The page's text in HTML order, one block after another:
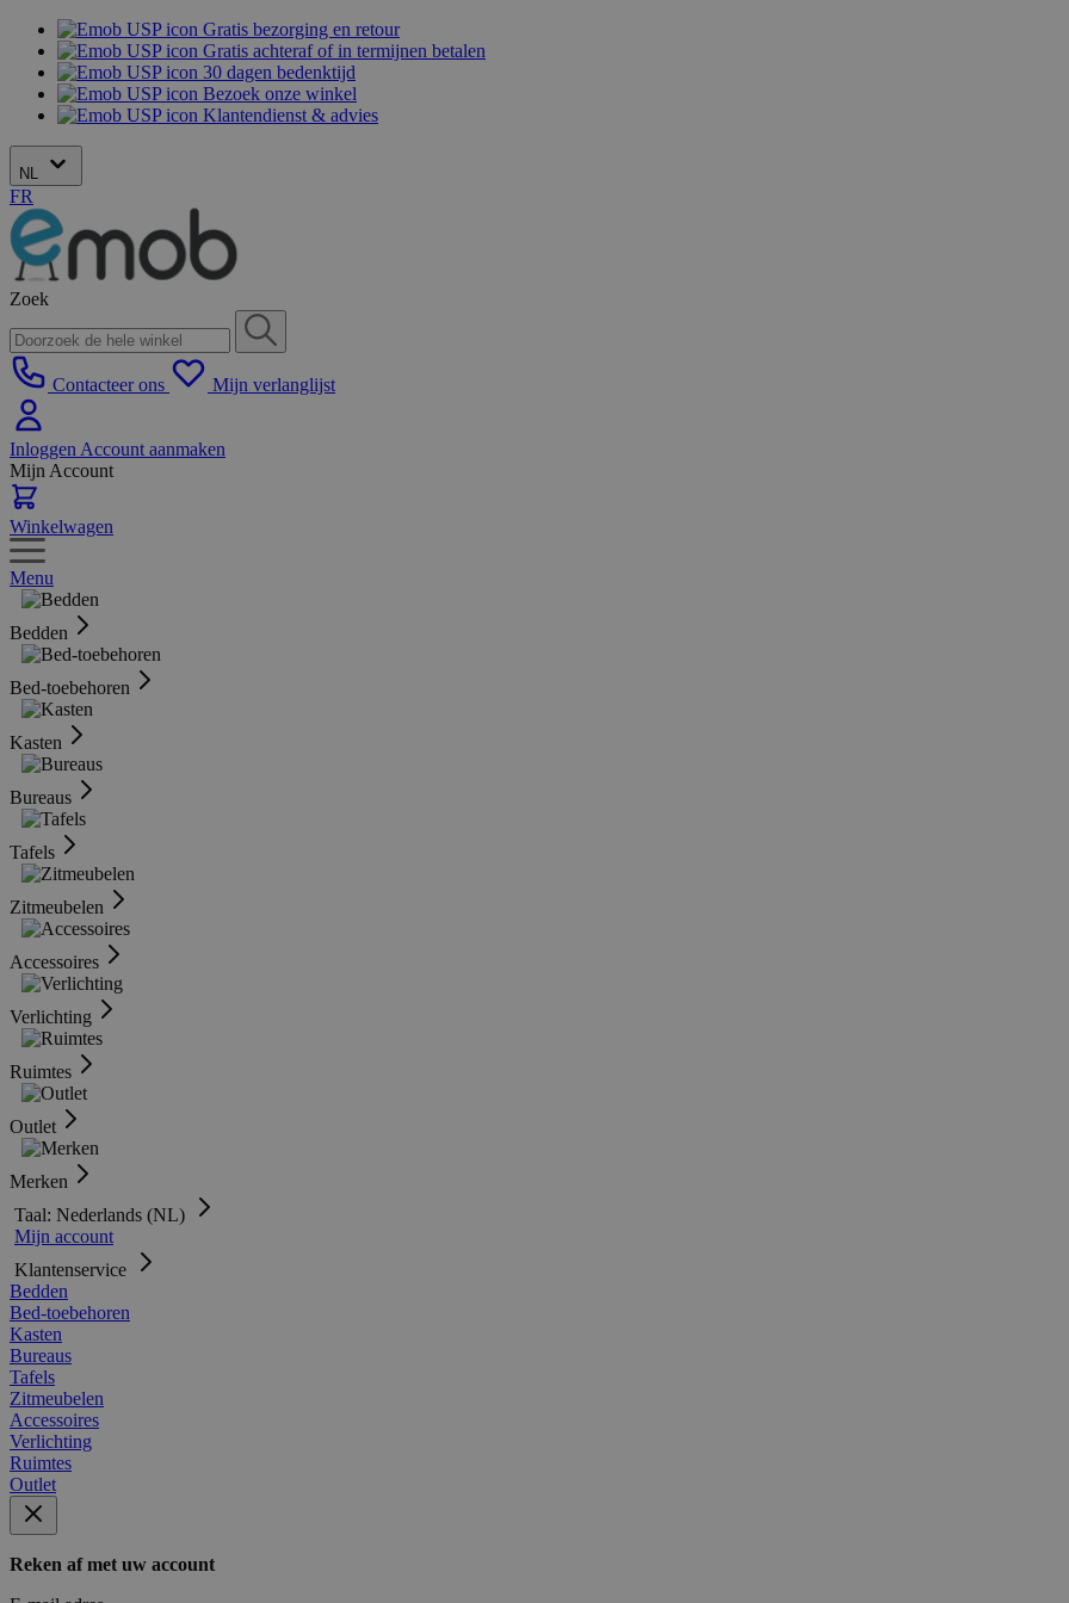
Gratis bezorging en retour
Gratis achteraf of in termijnen betalen
30 dagen bedenktijd
Bezoek onze winkel
Klantendienst & advies
NL
FR
Zoek
Contacteer ons Mijn verlanglijst
Inloggen Account aanmaken
Mijn Account
Winkelwagen
Menu
Bedden
Bed-toebehoren
Kasten
Bureaus
Tafels
Zitmeubelen
Accessoires
Verlichting
Ruimtes
Outlet
Merken
Taal: Nederlands (NL)
Mijn account
Klantenservice
Bedden
Bed-toebehoren
Kasten
Bureaus
Tafels
Zitmeubelen
Accessoires
Verlichting
Ruimtes
Outlet
Reken af met uw account